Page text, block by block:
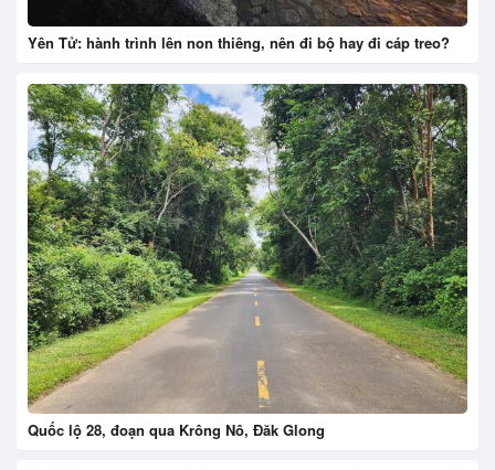
Yên Tử: hành trình lên non thiêng, nên đi bộ hay đi cáp treo?
Quốc lộ 28, đoạn qua Krông Nô, Đăk Glong